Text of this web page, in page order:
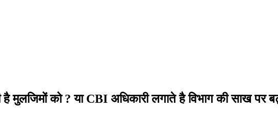
है मुलजिमों को ? या CBI अधिकारी लगाते है विभाग की साख पर